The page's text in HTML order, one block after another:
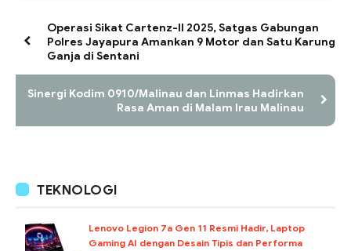
Operasi Sikat Cartenz-II 2025, Satgas Gabungan
Polres Jayapura Amankan 9 Motor dan Satu Karung
Ganja di Sentani
Sinergi Kodim 0910/Malinau dan Linmas Hadirkan
Rasa Aman di Malam Irau Malinau
TEKNOLOGI
Lenovo Legion 7a Gen 11 Resmi Hadir, Laptop
Gaming AI dengan Desain Tipis dan Performa